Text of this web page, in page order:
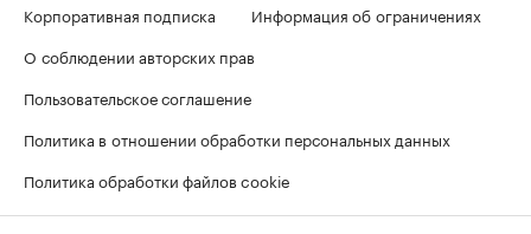
Корпоративная подписка
Информация об ограничениях
О соблюдении авторских прав
Пользовательское соглашение
Политика в отношении обработки персональных данных
Политика обработки файлов cookie